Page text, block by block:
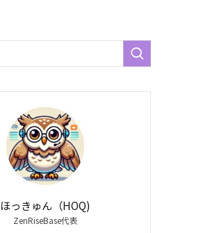
ほっきゅん（HOQ)
ZenRiseBase代表